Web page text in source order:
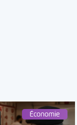
Économie